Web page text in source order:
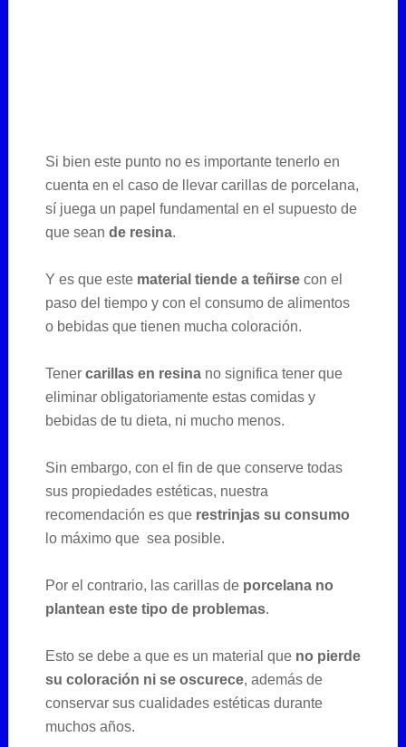
Si bien este punto no es importante tenerlo en
cuenta en el caso de llevar carillas de porcelana,
sí juega un papel fundamental en el supuesto de
que sean de resina.
Y es que este material tiende a teñirsecon el
paso del tiempo y con el consumo de alimentos
o bebidas que tienen mucha coloración.
Tener carillas en resinano significa tener que
eliminar obligatoriamente estas comidas y
bebidas de tu dieta, ni mucho menos.
Sin embargo, con el fin de que conserve todas
sus propiedades estéticas, nuestra
recomendación es que restrinjas su consumo
lo máximo que sea posible.
Por el contrario, las carillas de porcelana no
plantean este tipo de problemas.
Esto se debe a que es un material que no pierde
su coloración ni se oscurece, además de
conservar sus cualidades estéticas durante
muchos años.